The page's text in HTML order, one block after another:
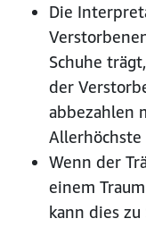
Die
Schuhe
der
abbezahlen
Wenn der
einem
kann dies